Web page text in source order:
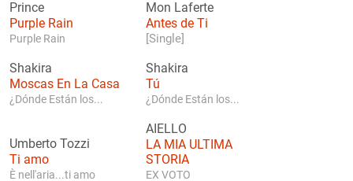
Prince
Purple Rain
Purple Rain
Mon Laferte
Antes de Ti
[Single]
Shakira
Moscas En La Casa
¿Dónde Están los...
Shakira
Tú
¿Dónde Están los...
Umberto Tozzi
Ti amo
È nell'aria...ti amo
AIELLO
LA MIA ULTIMA
STORIA
EX VOTO